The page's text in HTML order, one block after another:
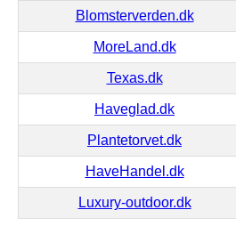
Blomsterverden.dk
MoreLand.dk
Texas.dk
Haveglad.dk
Plantetorvet.dk
HaveHandel.dk
Luxury-outdoor.dk